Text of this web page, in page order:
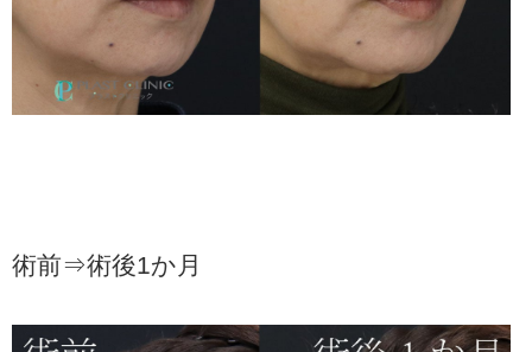
術前⇒術後1か月